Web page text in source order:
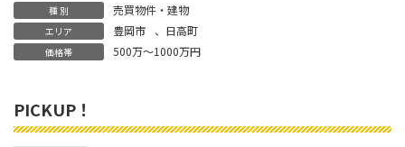
種 別 売買物件・建物
エリア 豊岡市 、 日高町
価格帯 500万～1000万円
PICKUP！